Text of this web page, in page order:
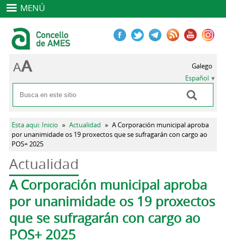
MENÚ
Formulario de búsqueda
Buscar
Galego
Español
Se encuentra usted aquí
Esta aqui: Inicio » Actualidad » A Corporación municipal aproba
por unanimidade os 19 proxectos que se sufragarán con cargo ao
POS+ 2025
Actualidad
Solapas principales
A Corporación municipal aproba
por unanimidade os 19 proxectos
que se sufragarán con cargo ao
POS+ 2025